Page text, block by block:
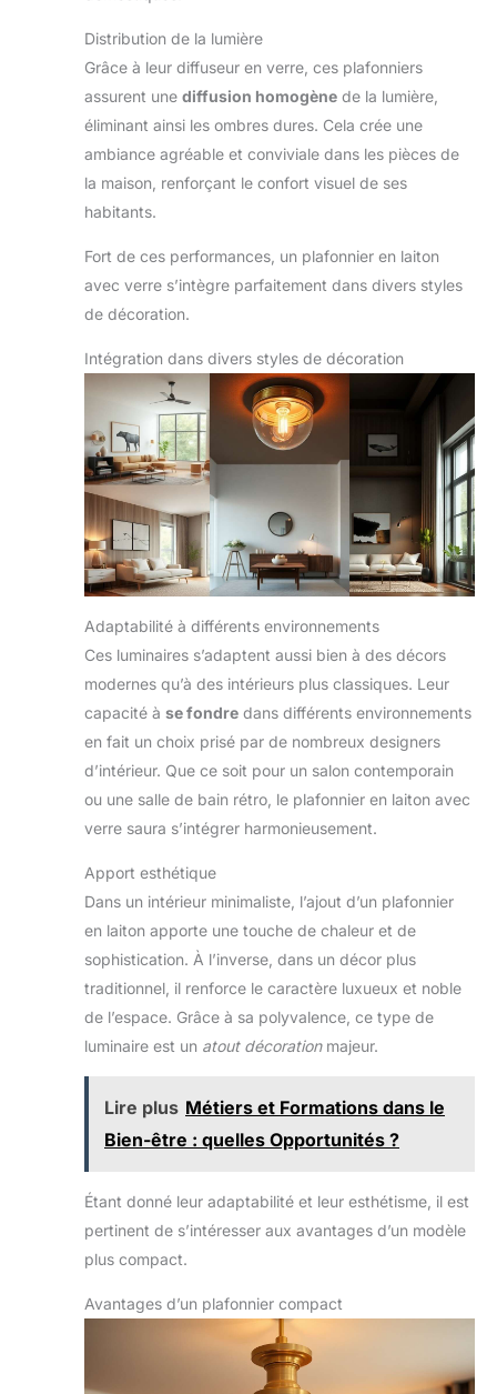
Distribution de la lumière
Grâce à leur diffuseur en verre, ces plafonniers
assurent une diffusion homogène de la lumière,
éliminant ainsi les ombres dures. Cela crée une
ambiance agréable et conviviale dans les pièces de
la maison, renforçant le confort visuel de ses
habitants.
Fort de ces performances, un plafonnier en laiton
avec verre s’intègre parfaitement dans divers styles
de décoration.
Intégration dans divers styles de décoration
Adaptabilité à différents environnements
Ces luminaires s’adaptent aussi bien à des décors
modernes qu’à des intérieurs plus classiques. Leur
capacité à se fondre dans différents environnements
en fait un choix prisé par de nombreux designers
d’intérieur. Que ce soit pour un salon contemporain
ou une salle de bain rétro, le plafonnier en laiton avec
verre saura s’intégrer harmonieusement.
Apport esthétique
Dans un intérieur minimaliste, l’ajout d’un plafonnier
en laiton apporte une touche de chaleur et de
sophistication. À l’inverse, dans un décor plus
traditionnel, il renforce le caractère luxueux et noble
de l’espace. Grâce à sa polyvalence, ce type de
luminaire est un atout décorationmajeur.
Lire plus Métiers et Formations dans le
Bien-être : quelles Opportunités ?
Étant donné leur adaptabilité et leur esthétisme, il est
pertinent de s’intéresser aux avantages d’un modèle
plus compact.
Avantages d’un plafonnier compact